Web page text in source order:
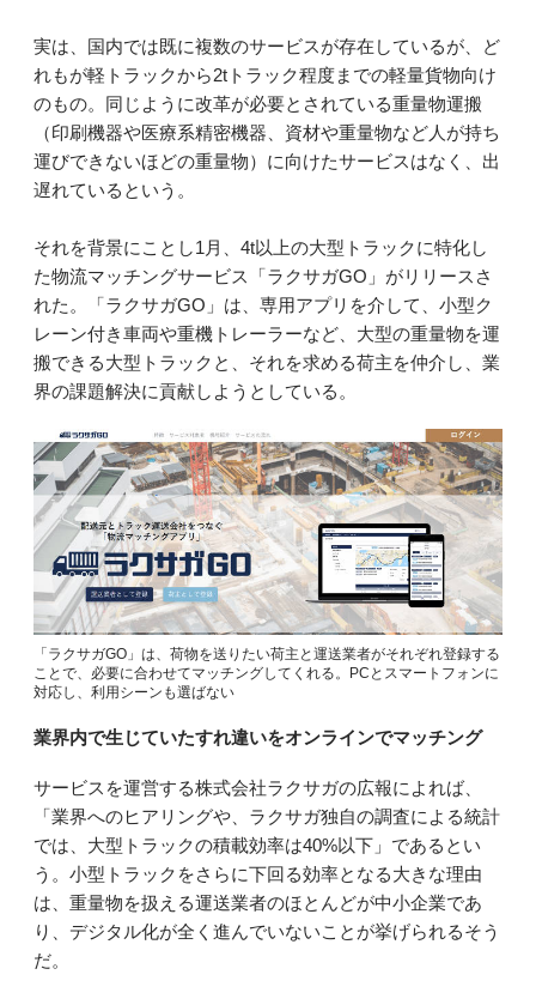
実は、国内では既に複数のサービスが存在しているが、ど
れもが軽トラックから2tトラック程度までの軽量貨物向け
のもの。同じように改革が必要とされている重量物運搬
（印刷機器や医療系精密機器、資材や重量物など人が持ち
運びできないほどの重量物）に向けたサービスはなく、出
遅れているという。
それを背景にことし1月、4t以上の大型トラックに特化し
た物流マッチングサービス「ラクサガGO」がリリースさ
れた。「ラクサガGO」は、専用アプリを介して、小型ク
レーン付き車両や重機トレーラーなど、大型の重量物を運
搬できる大型トラックと、それを求める荷主を仲介し、業
界の課題解決に貢献しようとしている。
「ラクサガGO」は、荷物を送りたい荷主と運送業者がそれぞれ登録する
ことで、必要に合わせてマッチングしてくれる。PCとスマートフォンに
対応し、利用シーンも選ばない
業界内で生じていたすれ違いをオンラインでマッチング
サービスを運営する株式会社ラクサガの広報によれば、
「業界へのヒアリングや、ラクサガ独自の調査による統計
では、大型トラックの積載効率は40%以下」であるとい
う。小型トラックをさらに下回る効率となる大きな理由
は、重量物を扱える運送業者のほとんどが中小企業であ
り、デジタル化が全く進んでいないことが挙げられるそう
だ。